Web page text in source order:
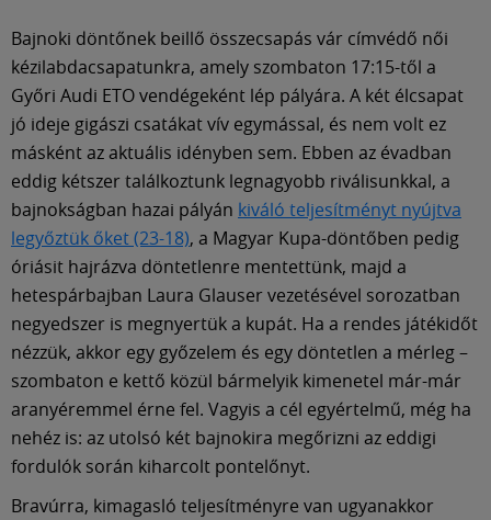
Bajnoki döntőnek beillő összecsapás vár címvédő női
kézilabdacsapatunkra, amely szombaton 17:15-től a
Győri Audi ETO vendégeként lép pályára. A két élcsapat
jó ideje gigászi csatákat vív egymással, és nem volt ez
másként az aktuális idényben sem. Ebben az évadban
eddig kétszer találkoztunk legnagyobb riválisunkkal, a
bajnokságban hazai pályán kiváló teljesítményt nyújtva
legyőztük őket (23-18), a Magyar Kupa-döntőben pedig
óriásit hajrázva döntetlenre mentettünk, majd a
hetespárbajban Laura Glauser vezetésével sorozatban
negyedszer is megnyertük a kupát. Ha a rendes játékidőt
nézzük, akkor egy győzelem és egy döntetlen a mérleg –
szombaton e kettő közül bármelyik kimenetel már-már
aranyéremmel érne fel. Vagyis a cél egyértelmű, még ha
nehéz is: az utolsó két bajnokira megőrizni az eddigi
fordulók során kiharcolt pontelőnyt.
Bravúrra, kimagasló teljesítményre van ugyanakkor
Közösség
Múzeum
English